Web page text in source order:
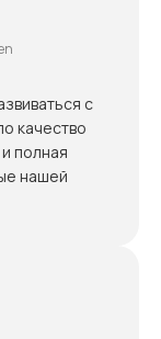
с
качество
полная
нашей